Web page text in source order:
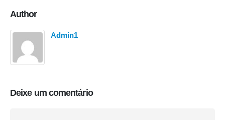
Author
Admin1
Deixe um comentário